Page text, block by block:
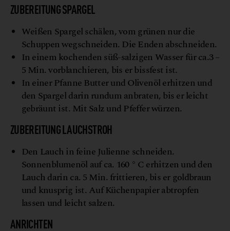
ZUBEREITUNG SPARGEL
Weißen Spargel schälen, vom grünen nur die
Schuppen wegschneiden. Die Enden abschneiden.
In einem kochenden süß-salzigen Wasser für ca.3 –
5 Min. vorblanchieren, bis er bissfest ist.
In einer Pfanne Butter und Olivenöl erhitzen und
den Spargel darin rundum anbraten, bis er leicht
gebräunt ist. Mit Salz und Pfeffer würzen.
ZUBEREITUNG LAUCHSTROH
Den Lauch in feine Julienne schneiden.
Sonnenblumenöl auf ca. 160 ° C erhitzen und den
Lauch darin ca. 5 Min. frittieren, bis er goldbraun
und knusprig ist. Auf Küchenpapier abtropfen
lassen und leicht salzen.
ANRICHTEN